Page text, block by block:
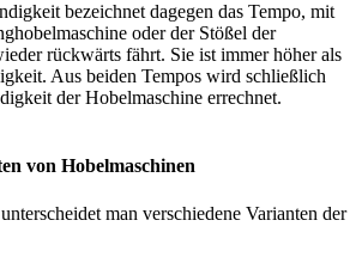
bezeichnet dagegen das Tempo, mit
oder der Stößel der
rückwärts fährt. Sie ist immer höher als
Aus beiden Tempos wird schließlich
der Hobelmaschine errechnet.
von Hobelmaschinen
man verschiedene Varianten der